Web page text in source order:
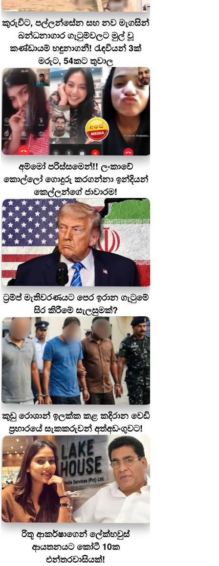
කුරුවිට, පල්ලන්සේන සහ නව මැගසින්
බන්ධනාගාර ගැටුම්වලට මුල් වූ
කණ්ඩායම් හඳුනාගනී! රැඳවියන් 3ක්
මරුට, 54කට තුවාල
අම්මෝ පරිස්සමෙන්!! ලංකාවේ
කොල්ලෝ ගොදුරු කරගන්නා ඉන්දියන්
කෙල්ලන්ගේ ජාවාරම!
ට්‍රම්ප් මැතිවරණයට පෙර ඉරාන ගැටුමේ
සිර කිරීමේ සැලසුමක්?
කුඩු රොශාන් ඉලක්ක කළ කදිරාන වෙඩි
ප්‍රහාරයේ සැකකරුවන් අත්අඩංගුවට!
රිතූ ආකර්ෂාගෙන් ලේක්හවුස්
ආයතනයට කෝටී 10ක
එන්තරවාසියක්!